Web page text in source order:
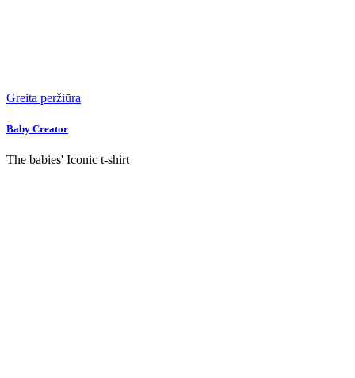
Greita peržiūra
Baby Creator
The babies' Iconic t-shirt